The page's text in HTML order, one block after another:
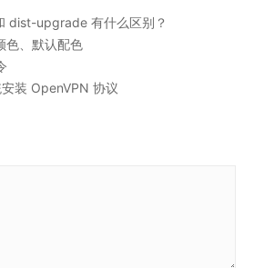
dist-upgrade 有什么区别？
色、默认配色
装 OpenVPN 协议